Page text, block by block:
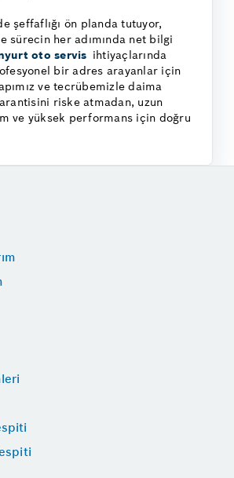
şeffaflığı ön planda tutuyor,
sürecin her adımında net bilgi
oto servis ihtiyaçlarında
bir adres arayanlar için
ve tecrübemizle daima
riske atmadan, uzun
ve yüksek performans için doğru